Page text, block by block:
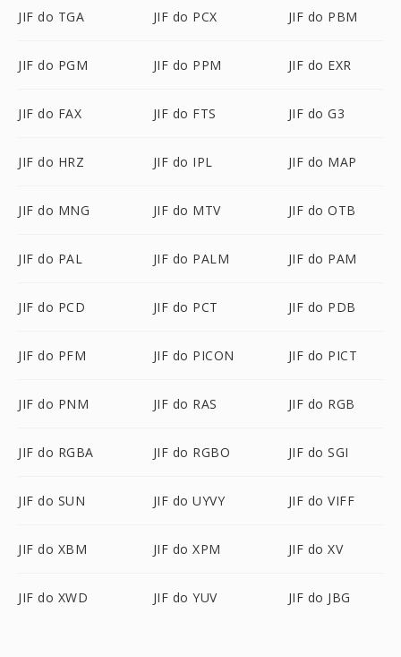
JIF do TGA JIF do PCX JIF do PBM
JIF do PGM JIF do PPM JIF do EXR
JIF do FAX JIF do FTS JIF do G3
JIF do HRZ JIF do IPL JIF do MAP
JIF do MNG JIF do MTV JIF do OTB
JIF do PAL JIF do PALM JIF do PAM
JIF do PCD JIF do PCT JIF do PDB
JIF do PFM JIF do PICON JIF do PICT
JIF do PNM JIF do RAS JIF do RGB
JIF do RGBA JIF do RGBO JIF do SGI
JIF do SUN JIF do UYVY JIF do VIFF
JIF do XBM JIF do XPM JIF do XV
JIF do XWD JIF do YUV JIF do JBG